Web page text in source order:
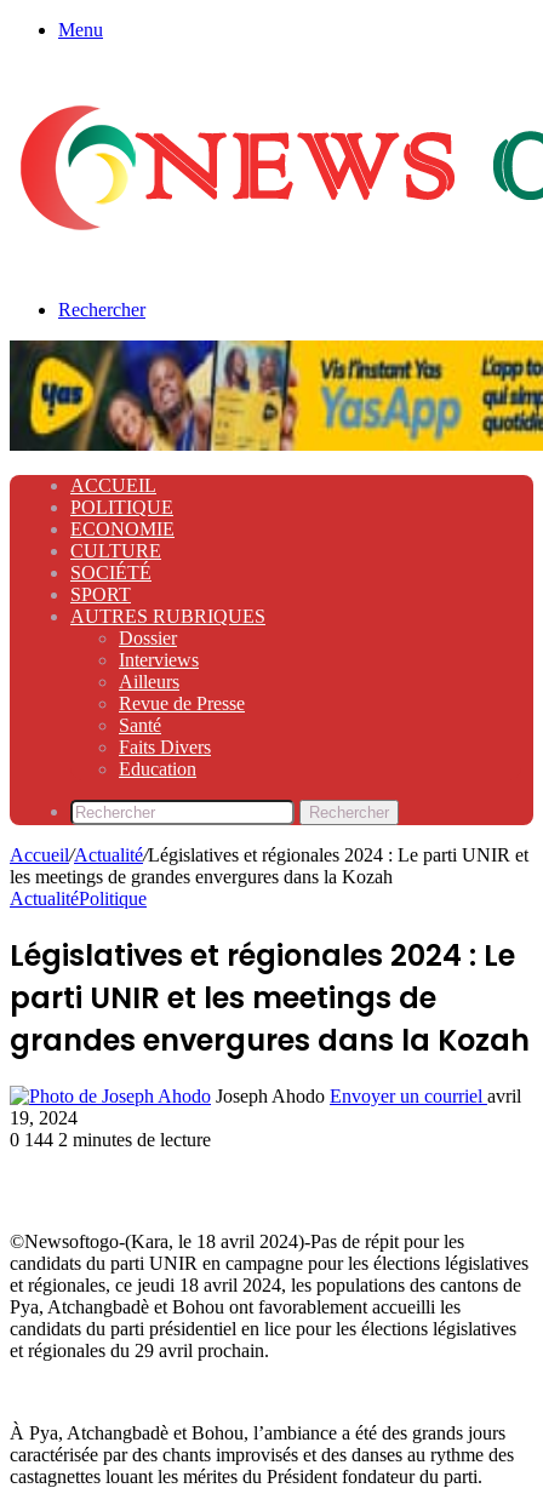
Menu
Rechercher
ACCUEIL
POLITIQUE
ECONOMIE
CULTURE
SOCIÉTÉ
SPORT
AUTRES RUBRIQUES
Dossier
Interviews
Ailleurs
Revue de Presse
Santé
Faits Divers
Education
Rechercher
Accueil/Actualité/Législatives et régionales 2024 : Le parti UNIR et
les meetings de grandes envergures dans la Kozah
ActualitéPolitique
Législatives et régionales 2024 : Le
parti UNIR et les meetings de
grandes envergures dans la Kozah
Joseph Ahodo Envoyer un courriel avril
19, 2024
0 144 2 minutes de lecture
©Newsoftogo-(Kara, le 18 avril 2024)-Pas de répit pour les
candidats du parti UNIR en campagne pour les élections législatives
et régionales, ce jeudi 18 avril 2024, les populations des cantons de
Pya, Atchangbadè et Bohou ont favorablement accueilli les
candidats du parti présidentiel en lice pour les élections législatives
et régionales du 29 avril prochain.
À Pya, Atchangbadè et Bohou, l’ambiance a été des grands jours
caractérisée par des chants improvisés et des danses au rythme des
castagnettes louant les mérites du Président fondateur du parti.